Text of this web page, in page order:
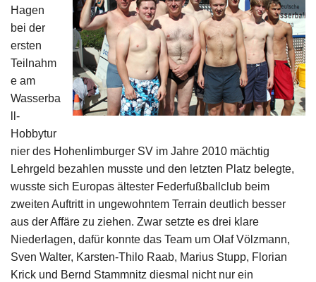
Links
Impressum
Hagen
bei der
ersten
Teilnahm
e am
Wasserba
ll-
Hobbytur
nier des Hohenlimburger SV im Jahre 2010 mächtig
Lehrgeld bezahlen musste und den letzten Platz belegte,
wusste sich Europas ältester Federfußballclub beim
zweiten Auftritt in ungewohntem Terrain deutlich besser
aus der Affäre zu ziehen. Zwar setzte es drei klare
Niederlagen, dafür konnte das Team um Olaf Völzmann,
Sven Walter, Karsten-Thilo Raab, Marius Stupp, Florian
Krick und Bernd Stammnitz diesmal nicht nur ein